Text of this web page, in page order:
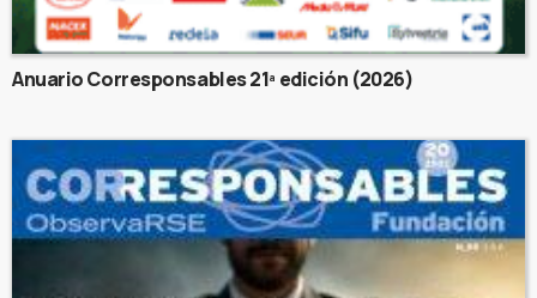
Anuario Corresponsables 21ª edición (2026)